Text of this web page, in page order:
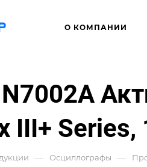
О КОМПАНИИ
III+ Series,
— Осциллографы —